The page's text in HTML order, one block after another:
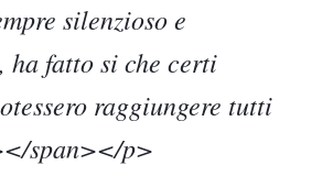
silenzioso e
fatto si che certi
raggiungere tutti
span></p>